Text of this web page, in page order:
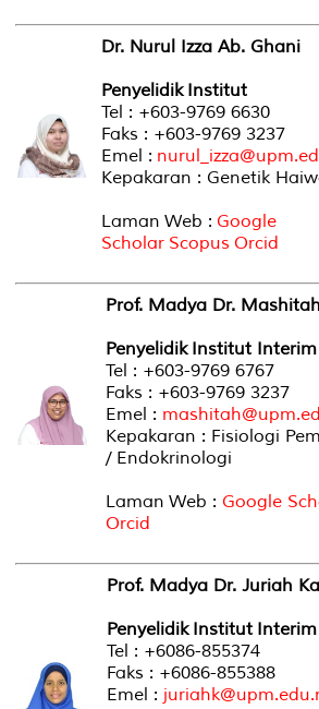
Dr. Nurul Izza Ab. Ghani
Penyelidik Institut
Tel : +603-9769 6630
Faks : +603-9769 3237
Emel :
Kepakaran : Genetik
Laman Web : Google
Scholar Scopus Orcid
Prof. Madya Dr.
Penyelidik Institut Interim
Tel : +603-9769 6767
Faks : +603-9769 3237
Emel :
Kepakaran : Fisiologi
/ Endokrinologi
Laman Web : Google
Orcid
Prof. Madya Dr. Juriah
Penyelidik Institut Interim
Tel : +6086-855374
Faks : +6086-855388
Emel :